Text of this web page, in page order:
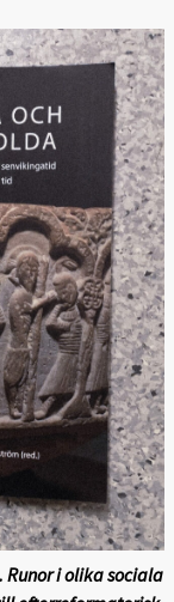
i olika sociala